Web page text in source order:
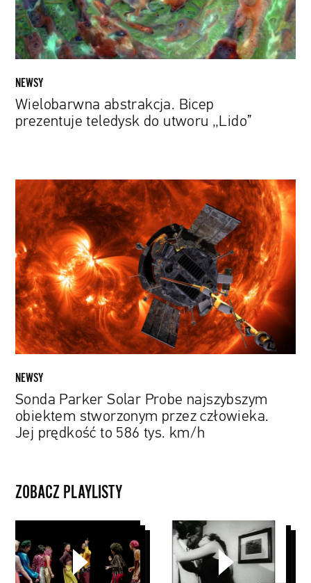
„Lido”
NEWSY
Wielobarwna abstrakcja. Bicep
prezentuje teledysk do utworu „Lido”
Sonda
Parker
Solar
Probe
najszybszym
obiektem
stworzonym
przez
człowieka.
Jej
prędkość
to
tys.
km/h
NEWSY
Sonda Parker Solar Probe najszybszym
obiektem stworzonym przez człowieka.
Jej prędkość to 586 tys. km/h
ZOBACZ PLAYLISTY
przegląd
teledysków
Martin
Scorsese